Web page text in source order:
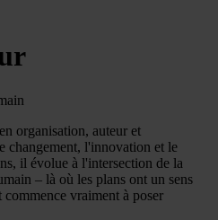
organisation, auteur et
changement, l'innovation et le
il évolue à l'intersection de la
– là où les plans ont un sens
vraiment à poser